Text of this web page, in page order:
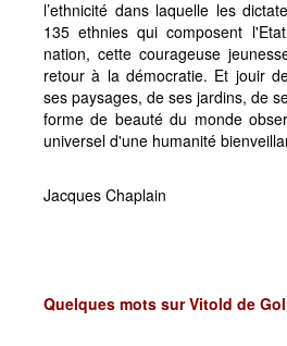
l’ethnicité dans laquelle les
135 ethnies qui composent
nation, cette courageuse
retour à la démocratie. Et jouir
ses paysages, de ses jardins, de
forme de beauté du monde
universel d'une humanité
Jacques Chaplain
Quelques mots sur Vitold de